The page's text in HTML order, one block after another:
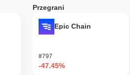
Przegrani
Epic Chain
#797
-47.45%